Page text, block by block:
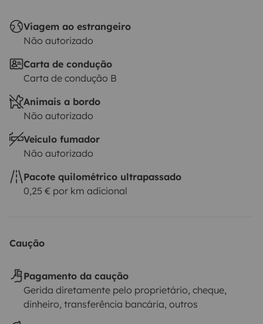
Viagem ao estrangeiro
Não autorizado
Carta de condução
Carta de condução B
Animais a bordo
Não autorizado
Veículo fumador
Não autorizado
Pacote quilométrico ultrapassado
0,25 € por km adicional
Caução
Pagamento da caução
Gerida diretamente pelo proprietário, cheque,
dinheiro, transferência bancária, outros